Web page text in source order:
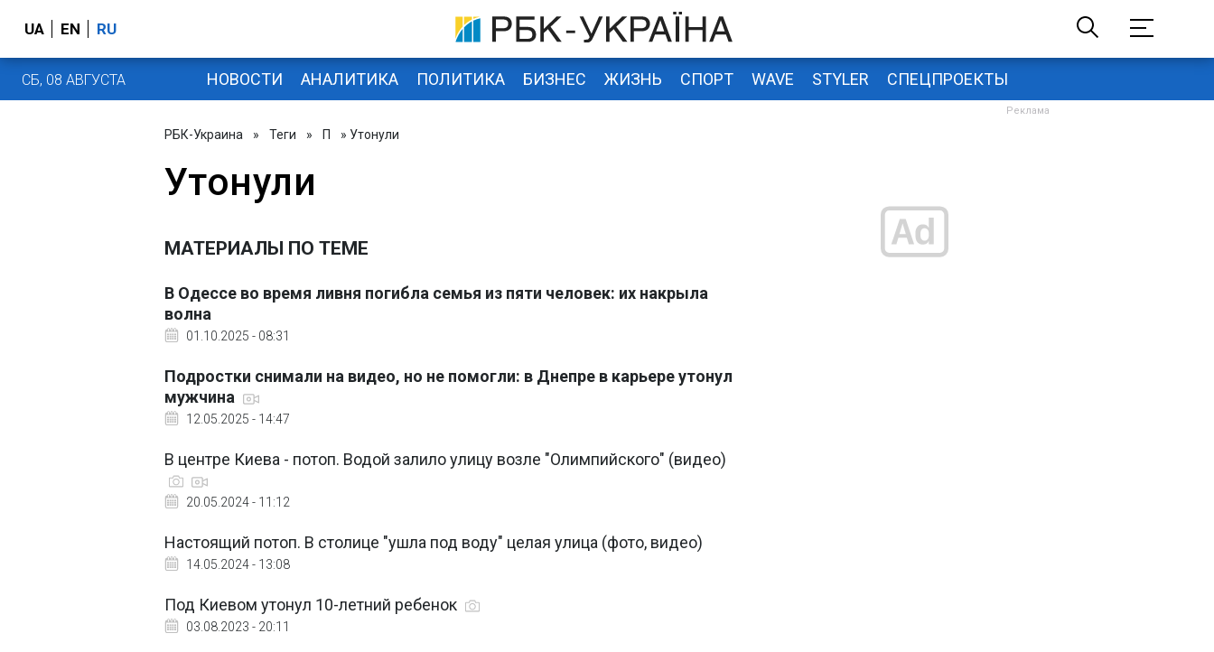
UA EN RU
СБ, 08 АВГУСТА НОВОСТИ АНАЛИТИКА ПОЛИТИКА БИЗНЕС ЖИЗНЬ СПОРТ WAVE STYLER СПЕЦПРОЕКТЫ
РБК-Украина » Теги » П » Утонули
Утонули
МАТЕРИАЛЫ ПО ТЕМЕ
В Одессе во время ливня погибла семья из пяти человек: их накрыла
волна
01.10.2025 - 08:31
Подростки снимали на видео, но не помогли: в Днепре в карьере утонул
мужчина
12.05.2025 - 14:47
В центре Киева - потоп. Водой залило улицу возле "Олимпийского" (видео)
20.05.2024 - 11:12
Настоящий потоп. В столице "ушла под воду" целая улица (фото, видео)
14.05.2024 - 13:08
Под Киевом утонул 10-летний ребенок
03.08.2023 - 20:11